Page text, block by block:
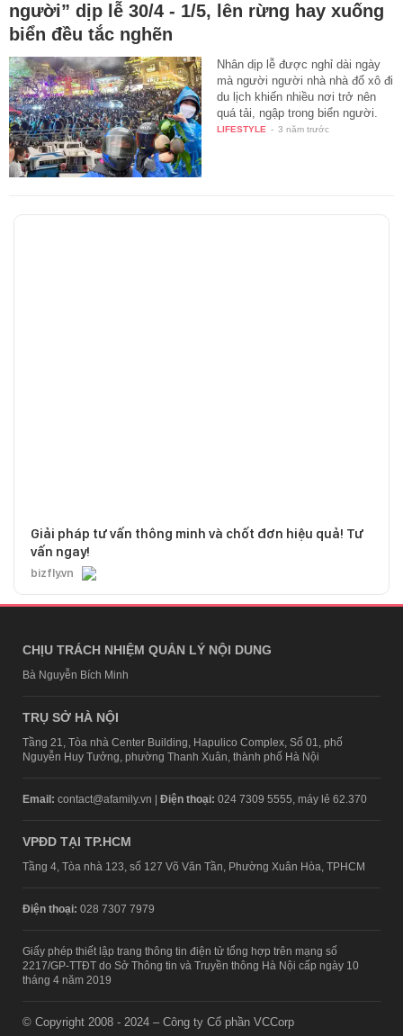
người” dịp lễ 30/4 - 1/5, lên rừng hay xuống
biển đều tắc nghẽn
Nhân dịp lễ được nghỉ dài ngày
mà người người nhà nhà đổ xô đi
du lịch khiến nhiều nơi trở nên
quá tải, ngập trong biển người.
LIFESTYLE - 3 năm trước
Giải pháp tư vấn thông minh và chốt đơn hiệu quả! Tư
vấn ngay!
bizfly.vn
CHỊU TRÁCH NHIỆM QUẢN LÝ NỘI DUNG
Bà Nguyễn Bích Minh
TRỤ SỞ HÀ NỘI
Tầng 21, Tòa nhà Center Building, Hapulico Complex, Số 01, phố
Nguyễn Huy Tưởng, phường Thanh Xuân, thành phố Hà Nội
Email: contact@afamily.vn | Điện thoại: 024 7309 5555, máy lẻ 62.370
VPĐD TẠI TP.HCM
Tầng 4, Tòa nhà 123, số 127 Võ Văn Tần, Phường Xuân Hòa, TPHCM
Điện thoại: 028 7307 7979
Giấy phép thiết lập trang thông tin điện tử tổng hợp trên mạng số
2217/GP-TTĐT do Sở Thông tin và Truyền thông Hà Nội cấp ngày 10
tháng 4 năm 2019
© Copyright 2008 - 2024 – Công ty Cổ phần VCCorp